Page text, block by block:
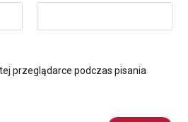
przeglądarce podczas pisania